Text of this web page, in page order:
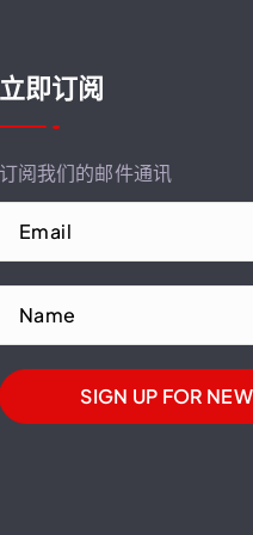
即订阅
阅我们的邮件通讯